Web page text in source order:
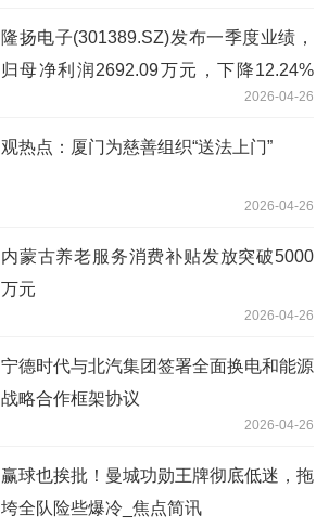
隆扬电子(301389.SZ)发布一季度业绩，
归母净利润2692.09万元，下降12.24%
2026-04-26
观热点：厦门为慈善组织“送法上门”
2026-04-26
内蒙古养老服务消费补贴发放突破5000
万元
2026-04-26
宁德时代与北汽集团签署全面换电和能源
战略合作框架协议
2026-04-26
赢球也挨批！曼城功勋王牌彻底低迷，拖
垮全队险些爆冷_焦点简讯